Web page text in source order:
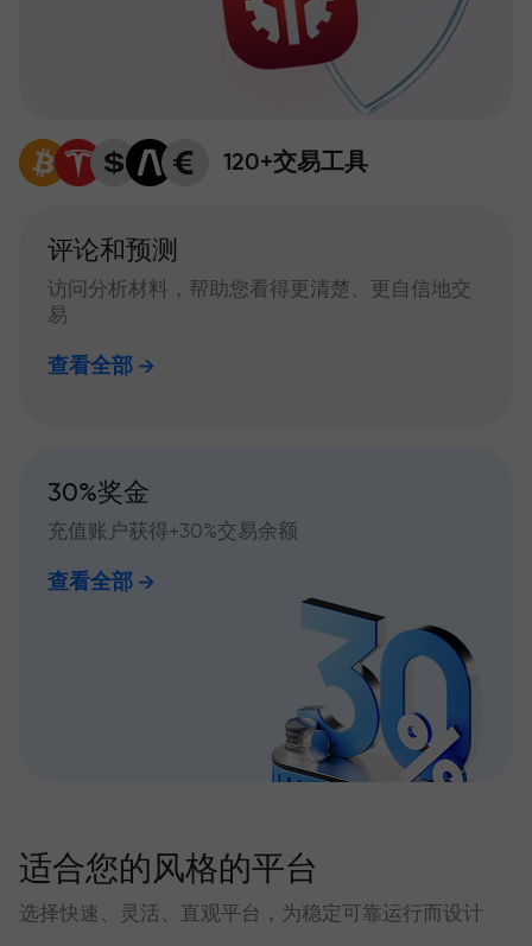
120+交易工具
评论和预测
访问分析材料，帮助您看得更清楚、更自信地交
易
查看全部
30%奖金
充值账户获得+30%交易余额
查看全部
适合您的风格的平台
选择快速、灵活、直观平台，为稳定可靠运行而设计